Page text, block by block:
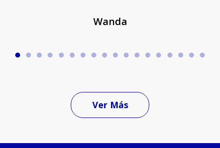
Wanda
Ver Más